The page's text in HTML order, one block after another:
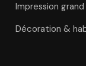
Impression
Décoration &